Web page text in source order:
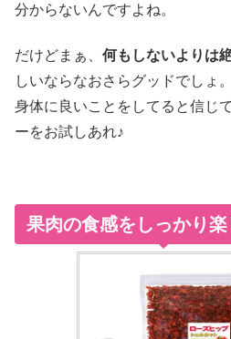
分からないんですよね。
だけどまぁ、 何もしないよりは
しいならなおさらグッドでしょ。
身体に良いことをしてると信じ
ーをお試しあれ♪
果肉の食感をしっかり